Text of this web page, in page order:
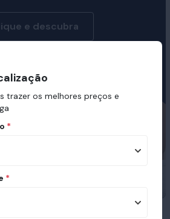
e descubra
trazer os melhores preços e
*
*